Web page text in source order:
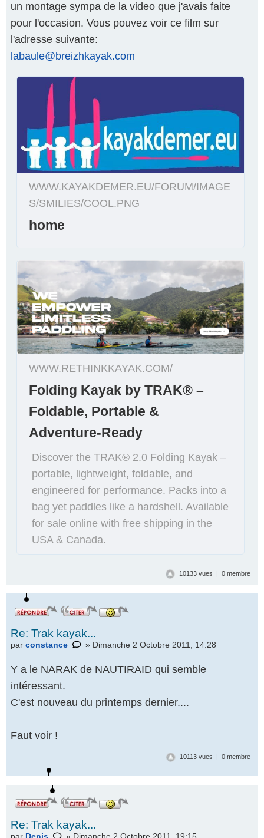
un montage sympa de la video que j'avais faite
pour l'occasion. Vous pouvez voir ce film sur
l'adresse suivante:
labaule@breizhkayak.com
WWW.KAYAKDEMER.EU/FORUM/IMAGE
S/SMILIES/COOL.PNG
home
WWW.RETHINKKAYAK.COM/
Folding Kayak by TRAK® –
Foldable, Portable &
Adventure-Ready
Discover the TRAK® 2.0 Folding Kayak –
portable, lightweight, foldable, and
engineered for performance. Packs into a
bag yet paddles like a hardshell. Available
for sale online with free shipping in the
USA & Canada.
10133 vues | 0 membre
Re: Trak kayak...
par constance » Dimanche 2 Octobre 2011, 14:28
Y a le NARAK de NAUTIRAID qui semble
intéressant.
C'est nouveau du printemps dernier....
Faut voir !
10113 vues | 0 membre
Re: Trak kayak...